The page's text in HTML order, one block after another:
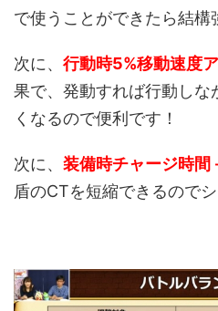
で使うことができたら結構
次に、 行動時5%移動速度
果で、発動すれば行動しな
くなるので便利です！
次に、 装備時チャージ時間
盾のCTを短縮できるので